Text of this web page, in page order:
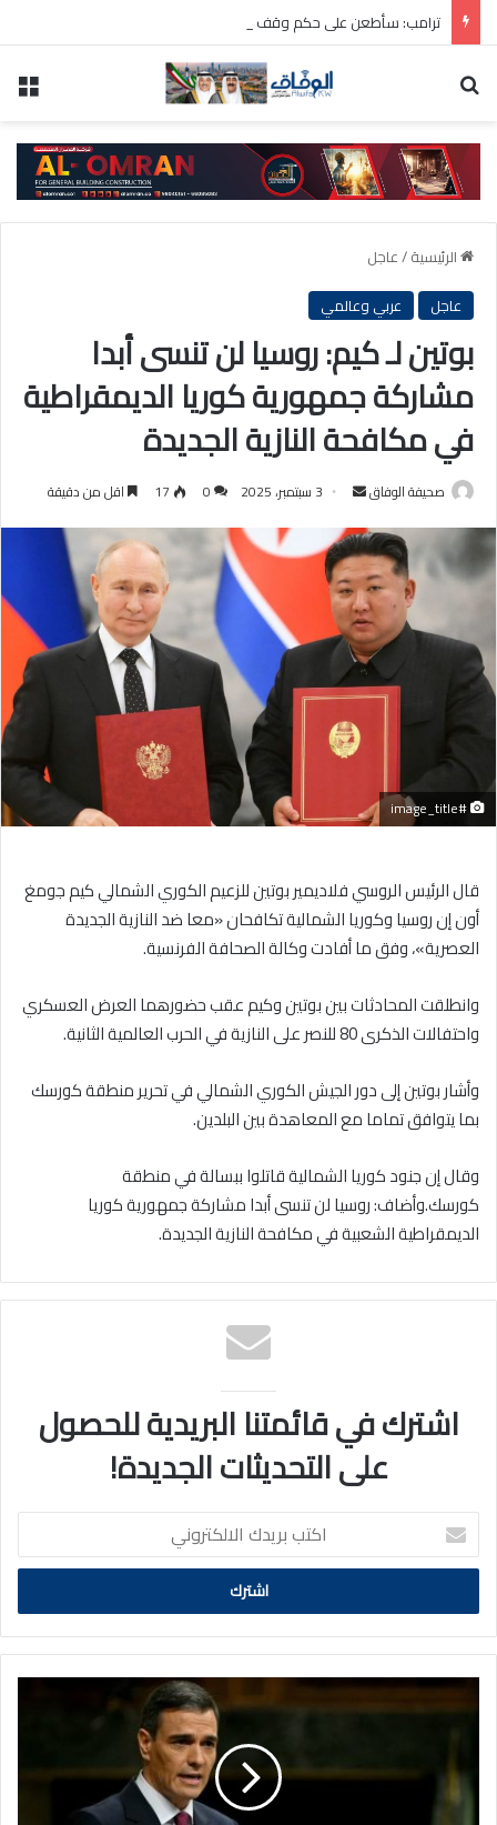
ترامب: سأطعن على حكم وقف بناء قاعة الاحتفالات بالبيت الأبيض
الرئيسية/عاجل
عاجل
عربي وعالمي
بوتين لـ كيم: روسيا لن تنسى أبدا
مشاركة جمهورية كوريا الديمقراطية
في مكافحة النازية الجديدة
صحيفة الوفاق
أرسل
إلكترونيا
3 سبتمبر، 2025 0
17 اقل من دقيقة
#image_title
قال الرئيس الروسي فلاديمير بوتين للزعيم الكوري الشمالي كيم جومغ
أون إن روسيا وكوريا الشمالية تكافحان «معا ضد النازية الجديدة
العصرية»، وفق ما أفادت وكالة الصحافة الفرنسية.
وانطلقت المحادثات بين بوتين وكيم عقب حضورهما العرض العسكري
واحتفالات الذكرى 80 للنصر على النازية في الحرب العالمية الثانية.
وأشار بوتين إلى دور الجيش الكوري الشمالي في تحرير منطقة كورسك
بما يتوافق تماما مع المعاهدة بين البلدين.
وقال إن جنود كوريا الشمالية قاتلوا ببسالة في منطقة
كورسك.وأضاف: روسيا لن تنسى أبدا مشاركة جمهورية كوريا
الديمقراطية الشعبية في مكافحة النازية الجديدة.
اشترك في قائمتنا البريدية للحصول
على التحديثات الجديدة!
اكتب
بريدك
الالكتروني
إسبانيا:
رد
حرب
غـزة..